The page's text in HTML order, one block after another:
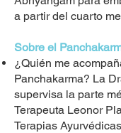
a partir del cuarto
Sobre el
¿Quién me
Panchakarma? La
supervisa la parte
Terapeuta Leonor
Terapias